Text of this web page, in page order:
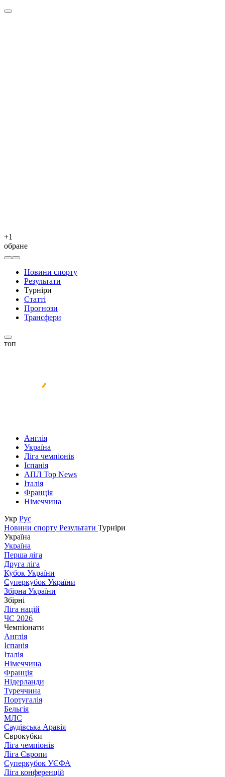
+1
обране
Новини спорту
Результати
Турніри
Статті
Прогнози
Трансфери
топ
Англія
Україна
Ліга чемпіонів
Іспанія
АПЛ Top News
Італія
Франція
Німеччина
Укр Рус
Новини спорту Результати Турніри
Україна
Україна
Перша ліга
Друга ліга
Кубок України
Суперкубок України
Збірна України
Збірні
Ліга націй
ЧС 2026
Чемпіонати
Англія
Іспанія
Італія
Німеччина
Франція
Нідерланди
Туреччина
Португалія
Бельгія
МЛС
Саудівська Аравія
Єврокубки
Ліга чемпіонів
Ліга Європи
Суперкубок УЄФА
Ліга конференцій